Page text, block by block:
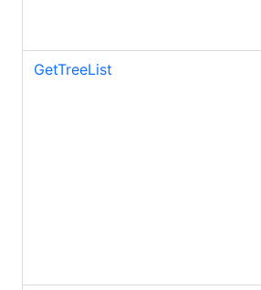
GetTreeList